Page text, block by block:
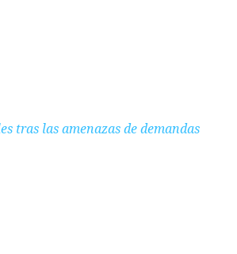
tras las amenazas de demandas